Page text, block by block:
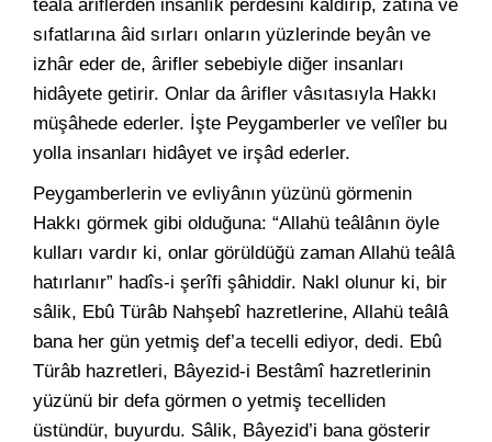
teâlâ âriflerden insanlık perdesini kaldırıp, zâtına ve
sıfatlarına âid sırları onların yüzlerinde beyân ve
izhâr eder de, ârifler sebebiyle diğer insanları
hidâyete getirir. Onlar da ârifler vâsıtasıyla Hakkı
müşâhede ederler. İşte Peygamberler ve velîler bu
yolla insanları hidâyet ve irşâd ederler.
Peygamberlerin ve evliyânın yüzünü görmenin
Hakkı görmek gibi olduğuna: “Allahü teâlânın öyle
kulları vardır ki, onlar görüldüğü zaman Allahü teâlâ
hatırlanır” hadîs-i şerîfi şâhiddir. Nakl olunur ki, bir
sâlik, Ebû Türâb Nahşebî hazretlerine, Allahü teâlâ
bana her gün yetmiş def’a tecelli ediyor, dedi. Ebû
Türâb hazretleri, Bâyezid-i Bestâmî hazretlerinin
yüzünü bir defa görmen o yetmiş tecelliden
üstündür, buyurdu. Sâlik, Bâyezid’i bana gösterir